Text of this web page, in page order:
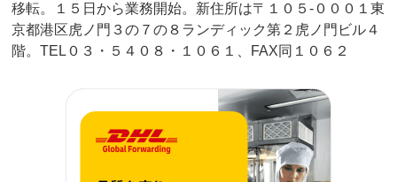
移転。１５日から業務開始。新住所は〒１０５‐０００１東
京都港区虎ノ門３の７の８ランディック第２虎ノ門ビル４
階。TEL０３・５４０８・１０６１、FAX同１０６２